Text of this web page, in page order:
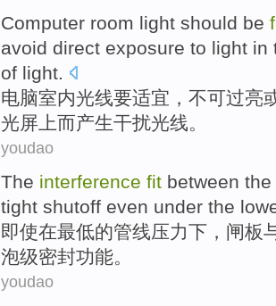
Computer room light should be
avoid direct exposure to light in
of light.
电脑室内光线要适宜 ， 不可过亮
光屏 上而产生干扰光线。
youdao
The interference fit between the
tight shutoff even under the
即使在最低的管线压力下 ， 闸板
泡级密封功能。
youdao